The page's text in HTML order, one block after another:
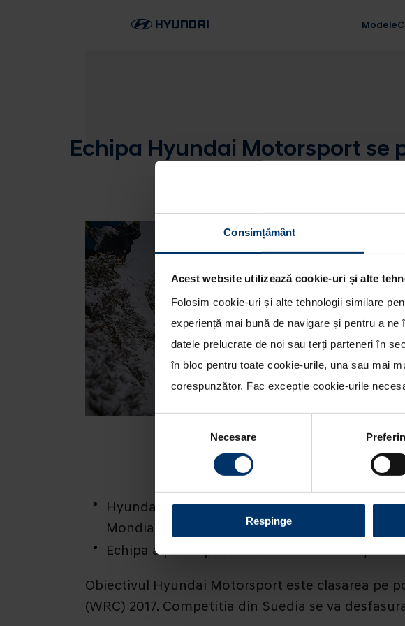
Consimțământ
Acest website utilizează cookie-uri și alte
Folosim cookie-uri și alte tehnologii similare
experiență mai bună de navigare și pentru a
datele prelucrate de noi sau terți parteneri în
în bloc pentru toate cookie-urile, una sau mai
corespunzător. Fac excepție cookie-urile
Selecția
consimțământului
Necesare
Respinge
Echipa Hyundai Motorsport se
Hyundai Motorsport concureaza pentru un
Mondial FIA (WRC) 2017
Echipa a participat in Raliul Monte-Carlo,
Obiectivul Hyundai Motorsport este clasarea pe
(WRC) 2017. Competitia din Suedia se va
Modele